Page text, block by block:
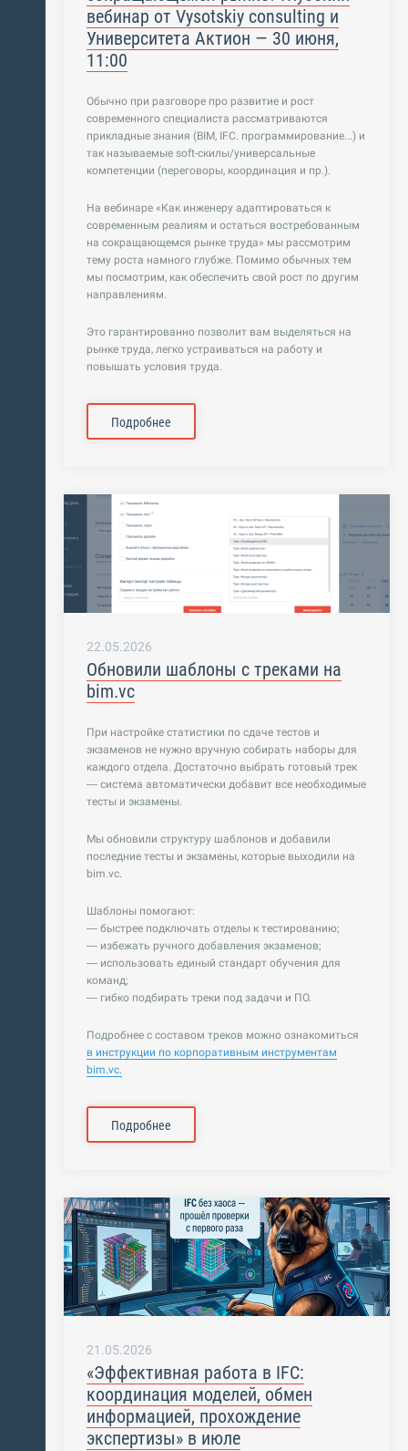
вебинар от Vysotskiy consulting и
Университета Актион — 30 июня,
11:00
Обычно при разговоре про развитие и рост
современного специалиста рассматриваются
прикладные знания (BIM, IFC. программирование...) и
так называемые soft-скилы/универсальные
компетенции (переговоры, координация и пр.).
На вебинаре «Как инженеру адаптироваться к
современным реалиям и остаться востребованным
на сокращающемся рынке труда» мы рассмотрим
тему роста намного глубже. Помимо обычных тем
мы посмотрим, как обеспечить свой рост по другим
направлениям.
Это гарантированно позволит вам выделяться на
рынке труда, легко устраиваться на работу и
повышать условия труда.
Подробнее
22.05.2026
Обновили шаблоны с треками на
bim.vc
При настройке статистики по сдаче тестов и
экзаменов не нужно вручную собирать наборы для
каждого отдела. Достаточно выбрать готовый трек
— система автоматически добавит все необходимые
тесты и экзамены.
Мы обновили структуру шаблонов и добавили
последние тесты и экзамены, которые выходили на
bim.vc.
Шаблоны помогают:
— быстрее подключать отделы к тестированию;
— избежать ручного добавления экзаменов;
— использовать единый стандарт обучения для
команд;
— гибко подбирать треки под задачи и ПО.
Подробнее с составом треков можно ознакомиться
в инструкции по корпоративным инструментам
bim.vc.
Подробнее
21.05.2026
«Эффективная работа в IFC:
координация моделей, обмен
информацией, прохождение
экспертизы» в июле